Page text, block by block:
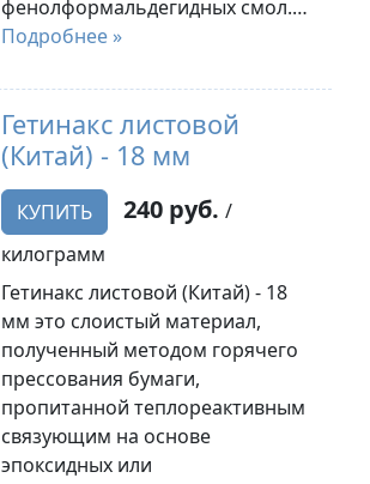
фенолформальдегидных смол.…
Подробнее »
Гетинакс листовой
(Китай) - 18 мм
КУПИТЬ 240 руб. /
килограмм
Гетинакс листовой (Китай) - 18
мм это слоистый материал,
полученный методом горячего
прессования бумаги,
пропитанной теплореактивным
связующим на основе
эпоксидных или